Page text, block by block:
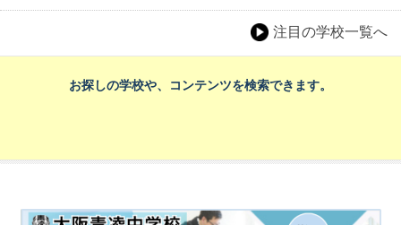
注目の学校一覧へ
お探しの学校や、コンテンツを検索できます。